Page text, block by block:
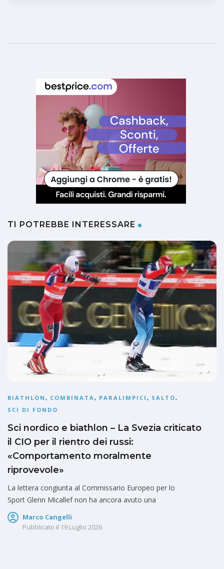
TI POTREBBE INTERESSARE
BIATHLON , COMBINATA, PARALIMPICI , SALTO,
SCI DI FONDO
Sci nordico e biathlon – La Svezia criticato
il CIO per il rientro dei russi:
«Comportamento moralmente
riprovevole»
La lettera congiunta al Commissario Europeo per lo
Sport Glenn Micallef non ha ancora avuto una
Marco Cangelli
Pubblicato il 19 Luglio 2026